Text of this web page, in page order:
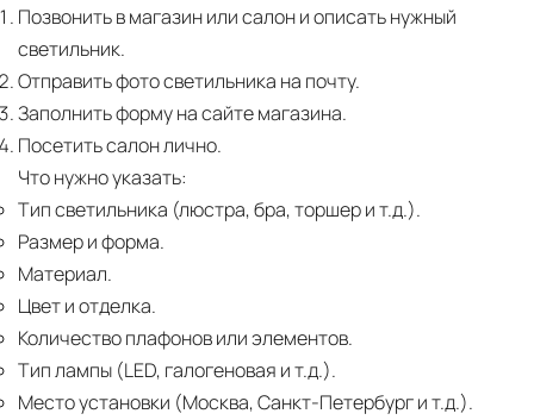
Позвонить в магазин или салон и описать нужный
светильник.
Отправить фото светильника на почту.
Заполнить форму на сайте магазина.
Посетить салон лично.
Что нужно указать:
Тип светильника (люстра, бра, торшер и т.д.).
Размер и форма.
Материал.
Цвет и отделка.
Количество плафонов или элементов.
Тип лампы (LED, галогеновая и т.д.).
Место установки (Москва, Санкт-Петербург и т.д.).